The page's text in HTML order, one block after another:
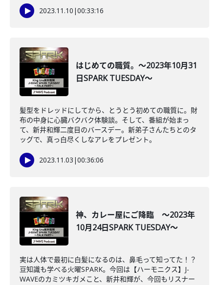
2023.11.10 |00:33:16
はじめての職質。～2023年10月31
日SPARK TUESDAY～
髪型をドレッドにしてから、とうとう初めての職質に。財
布の中身に心臓バクバク体験談。そして、番組が始まっ
て、新井和輝二度目のバースデー。新弟子さんたちとのタ
ッグで、真っ白尽くしなアレをプレゼント。
2023.11.03 |00:36:06
神、カレー屋にご降臨 ～2023年
10月24日SPARK TUESDAY～
実は人体で最初に白髪になるのは、鼻毛って知ってた！？
豆知識も学べる火曜SPARK。今回は【ハーモニクス】J-
WAVEのカミツキガメこと、新井和輝が、今回もリスナー